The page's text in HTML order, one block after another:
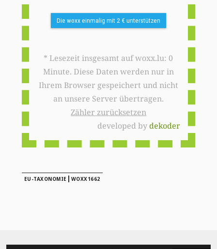
Die woxx einmalig mit 2 € unterstützen
* Lesezeit insgesamt auf woxx.lu: 0
Minute. Diese Daten werden nur in
Ihrem Browser gespeichert und nicht
an unsere Server übertragen.
Zähler zurücksetzen
developed bydekoder
EU-TAXONOMIE | WOXX1662